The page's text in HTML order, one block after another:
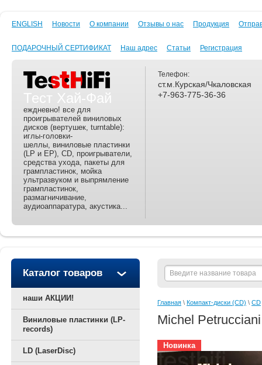
ENGLISH Новости О компании Отзывы о нас Продукция
ПОДАРОЧНЫЙ СЕРТИФИКАТ Наш адрес Статьи Регистрация
Тест Хай-Фай
еждневно! все для
проигрывателей виниловых
дисков (вертушек, turntable):
иглы-головки-
шеллы, виниловые пластинки
(LP и EP), CD, проигрыватели,
средства ухода, пакеты для
грампластинок, мойка
ультразвуком и выпрямление
грампластинок,
размагничивание,
аудиоаппаратура, акустика...
Телефон:
ст.м.Курская/Чкаловская
+7-963-775-36-36
Каталог товаров
наши АКЦИИ!
Виниловые пластинки (LP-
records)
LD (LaserDisc)
Главная \ Компакт-диски (CD) \ CD
Michel
Новинка